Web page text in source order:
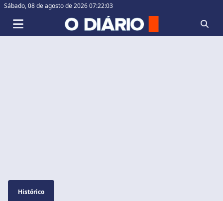
Sábado,08 de agosto de 2026 07:22:03
Histórico